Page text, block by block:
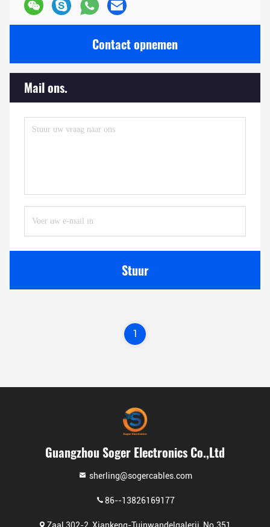
Contact opnemen
Mail ons.
Stuur
1
Guangzhou Soger Electronics Co.,Ltd
sherling@sogercables.com
86--13826169177